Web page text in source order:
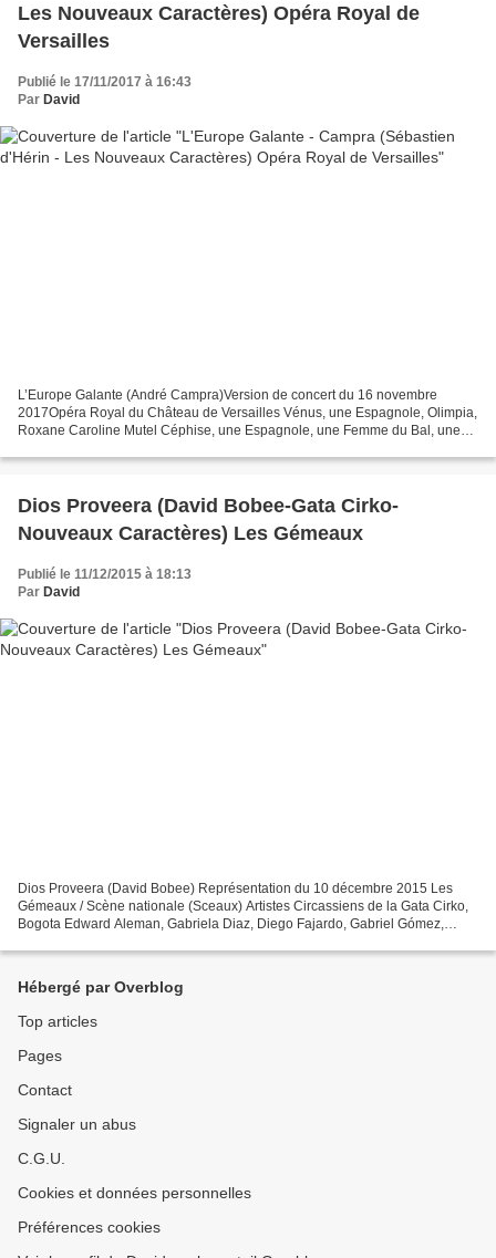
Les Nouveaux Caractères) Opéra Royal de
Versailles
Publié le 17/11/2017 à 16:43
Par David
L’Europe Galante (André Campra)Version de concert du 16 novembre
2017Opéra Royal du Château de Versailles Vénus, une Espagnole, Olimpia,
Roxane Caroline Mutel Céphise, une Espagnole, une Femme du Bal, une
Dios Proveera (David Bobee-Gata Cirko-
Nouveaux Caractères) Les Gémeaux
Publié le 11/12/2015 à 18:13
Par David
Dios Proveera (David Bobee) Représentation du 10 décembre 2015 Les
Gémeaux / Scène nationale (Sceaux) Artistes Circassiens de la Gata Cirko,
Bogota Edward Aleman, Gabriela Diaz, Diego Fajardo, Gabriel Gómez,
Hébergé par Overblog
Top articles
Pages
Contact
Signaler un abus
C.G.U.
Cookies et données personnelles
Préférences cookies